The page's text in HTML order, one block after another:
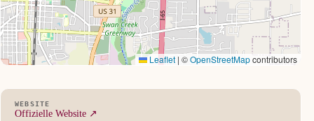
Leaflet | ©OpenStreetMapcontributors
WEBSITE
Offizielle Website ↗